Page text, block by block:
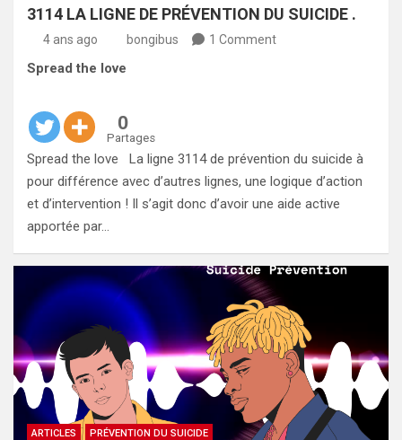
3114 LA LIGNE DE PRÉVENTION DU SUICIDE .
4 ans ago bongibus 1 Comment
Spread the love
0
Partages
Spread the love La ligne 3114 de prévention du suicide à
pour différence avec d’autres lignes, une logique d’action
et d’intervention ! Il s’agit donc d’avoir une aide active
apportée par…
ARTICLES PRÉVENTION DU SUICIDE